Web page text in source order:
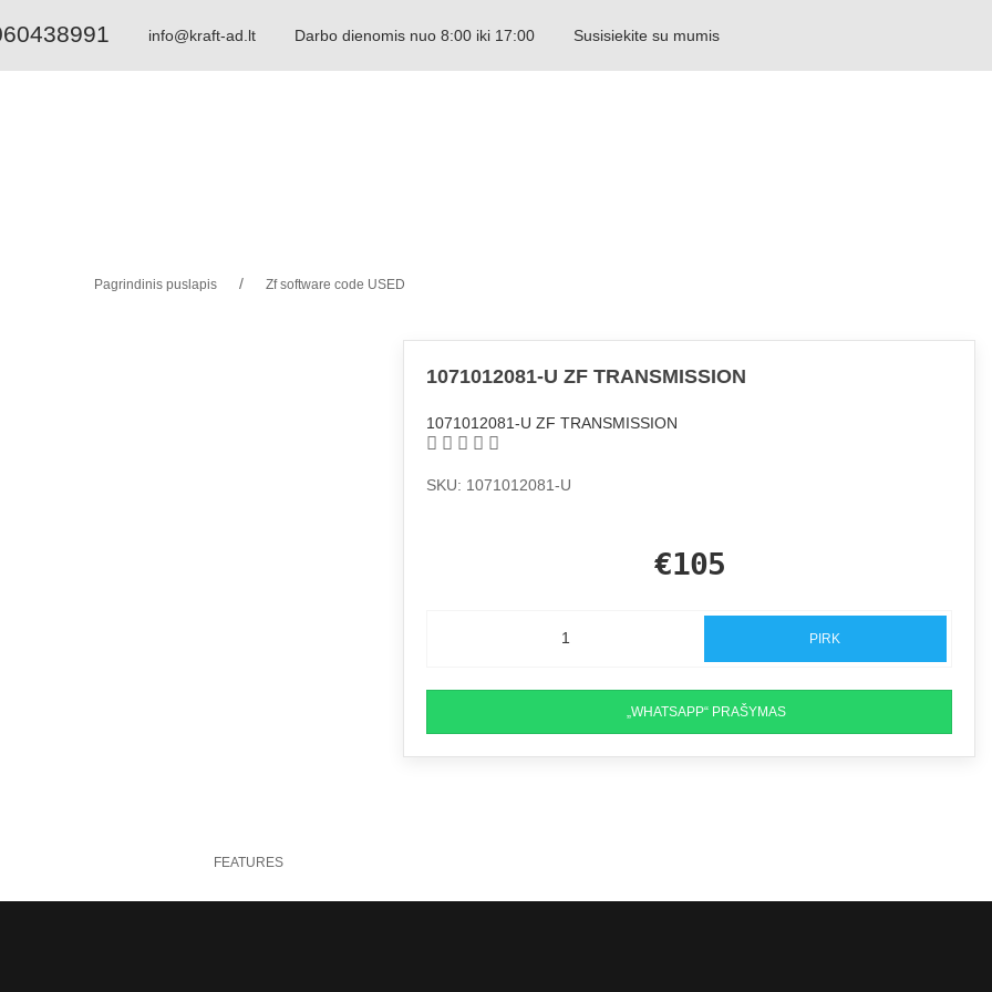
info@kraft-ad.lt Darbo dienomis nuo 8:00 iki 17:00 Susisiekite su mumis
Pagrindinis puslapis Zf software code USED
1071012081-U ZF TRANSMISSION
1071012081-U ZF TRANSMISSION
SKU: 1071012081-U
€105
PIRK
„WHATSAPP“ PRAŠYMAS
FEATURES